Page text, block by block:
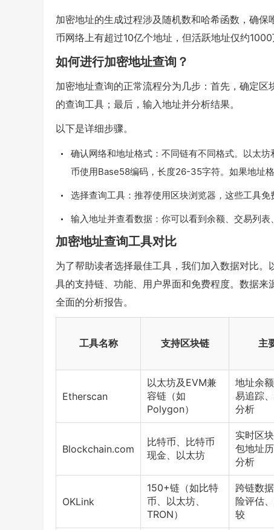
加密地址的生成过程涉及随机数和哈希函数，确
币网络上有超过10亿个地址，但活跃地址仅约
如何进行加密地址查询？
加密地址查询的正常流程分为几步：首先，确定
的查询工具；最后，输入地址并分析结果。
以下是详细步骤。
确认网络和地址格式：不同链有不同格式。以太
币使用Base58编码，长度26-35字符。如果地址格
选择查询工具：推荐使用区块浏览器，这些工具免
输入地址并查看数据：你可以看到余额、交易列表
加密地址查询工具对比
为了帮助读者选择最佳工具，我们加入数据对比
具的支持链、功能、用户界面和免费程度。数据
全面的分析报告。
工具名称 支持区块链 主
Etherscan
以太坊及EVM兼
容链（如
Polygon）
地址余
易追踪
分析
Blockchain.com
比特币、比特币
现金、以太坊
实时区
包地址
分析
OKLink
150+链（如比特
币、以太坊、
TRON）
跨链数
险评估
较